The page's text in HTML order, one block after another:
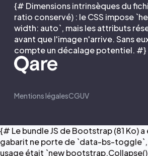
{# Dimensions intrinsèques du
ratio conservé) : le CSS impose
width: auto`, mais les attributs
avant que l'image n'arrive. Sans
compte un décalage potentiel. #}
Mentions légalesCGUV
{# Le bundle JS de Bootstrap (81 Ko)
gabarit ne porte de `data-bs-toggle`,
usage était `new